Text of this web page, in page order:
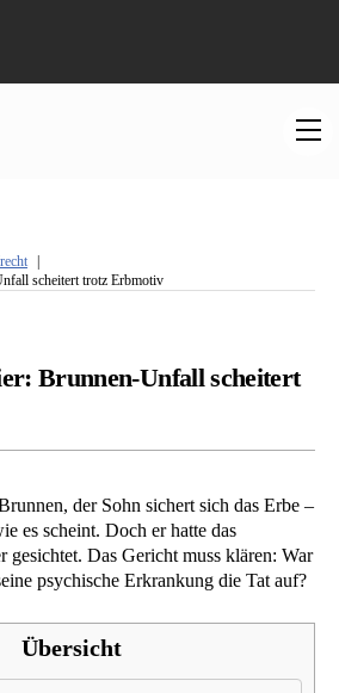
scheitert trotz Erbmotiv
Brunnen-Unfall scheitert
der Sohn sichert sich das Erbe –
es scheint. Doch er hatte das
gesichtet. Das Gericht muss klären: War
psychische Erkrankung die Tat auf?
Übersicht